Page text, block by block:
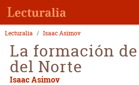
Lecturalia Isaac Asimov
La formación
del Norte
Isaac Asimov